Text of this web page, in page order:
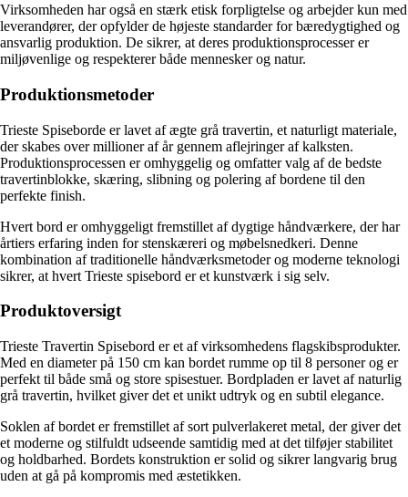
Virksomheden har også en stærk etisk forpligtelse og arbejder kun med
leverandører, der opfylder de højeste standarder for bæredygtighed og
ansvarlig produktion. De sikrer, at deres produktionsprocesser er
miljøvenlige og respekterer både mennesker og natur.
Produktionsmetoder
Trieste Spiseborde er lavet af ægte grå travertin, et naturligt materiale,
der skabes over millioner af år gennem aflejringer af kalksten.
Produktionsprocessen er omhyggelig og omfatter valg af de bedste
travertinblokke, skæring, slibning og polering af bordene til den
perfekte finish.
Hvert bord er omhyggeligt fremstillet af dygtige håndværkere, der har
årtiers erfaring inden for stenskæreri og møbelsnedkeri. Denne
kombination af traditionelle håndværksmetoder og moderne teknologi
sikrer, at hvert Trieste spisebord er et kunstværk i sig selv.
Produktoversigt
Trieste Travertin Spisebord er et af virksomhedens flagskibsprodukter.
Med en diameter på 150 cm kan bordet rumme op til 8 personer og er
perfekt til både små og store spisestuer. Bordpladen er lavet af naturlig
grå travertin, hvilket giver det et unikt udtryk og en subtil elegance.
Soklen af bordet er fremstillet af sort pulverlakeret metal, der giver det
et moderne og stilfuldt udseende samtidig med at det tilføjer stabilitet
og holdbarhed. Bordets konstruktion er solid og sikrer langvarig brug
uden at gå på kompromis med æstetikken.